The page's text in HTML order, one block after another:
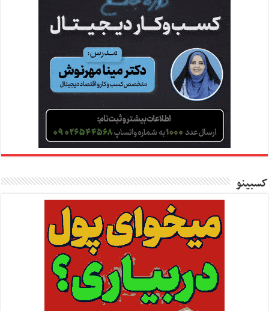
کسبینو